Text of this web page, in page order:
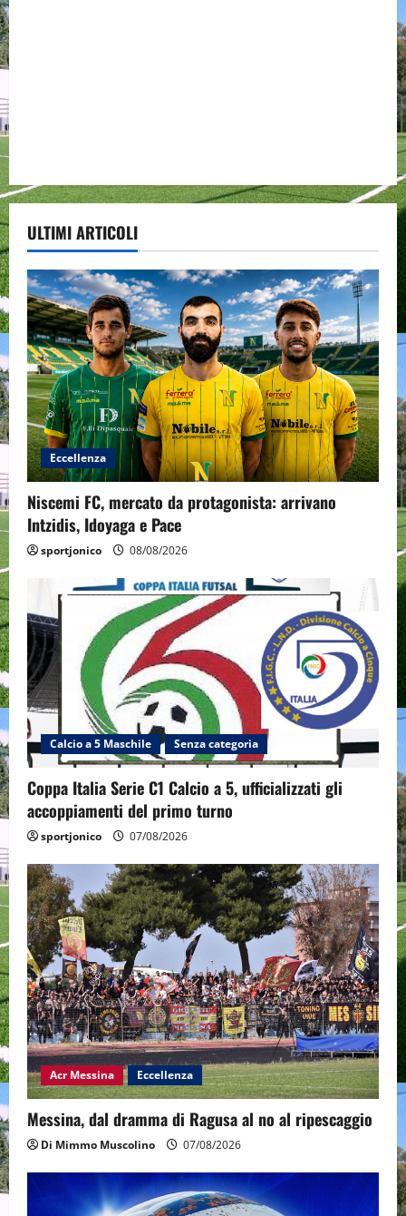
ULTIMI ARTICOLI
Eccellenza
Niscemi FC, mercato da protagonista: arrivano
Intzidis, Idoyaga e Pace
sportjonico 08/08/2026
Calcio a 5 Maschile Senza categoria
Coppa Italia Serie C1 Calcio a 5, ufficializzati gli
accoppiamenti del primo turno
sportjonico 07/08/2026
Acr Messina Eccellenza
Messina, dal dramma di Ragusa al no al ripescaggio
Di Mimmo Muscolino 07/08/2026